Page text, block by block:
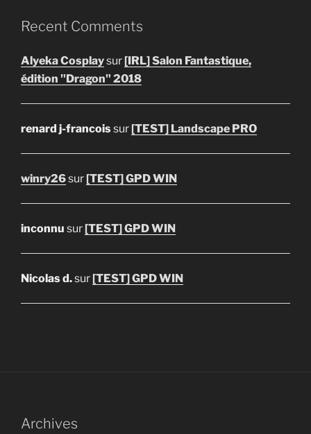
Recent Comments
Alyeka Cosplaysur[IRL] Salon Fantastique,
édition "Dragon" 2018
renard j-francoissur[TEST] Landscape PRO
winry26sur[TEST] GPD WIN
inconnu sur[TEST] GPD WIN
Nicolas d.sur[TEST] GPD WIN
Archives